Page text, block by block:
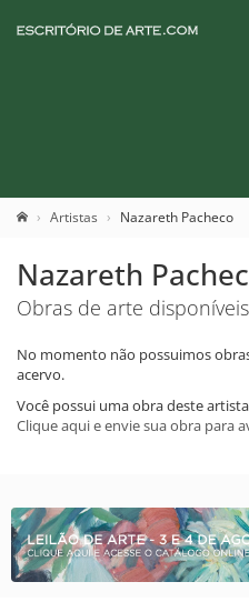
Artistas Nazareth Pacheco
Nazareth
Obras de arte disponíveis
No momento não possuimos
acervo.
Você possui uma obra deste
Clique aqui e envie sua obra para